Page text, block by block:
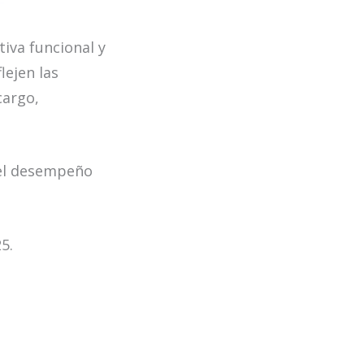
funcional y
las
desempeño